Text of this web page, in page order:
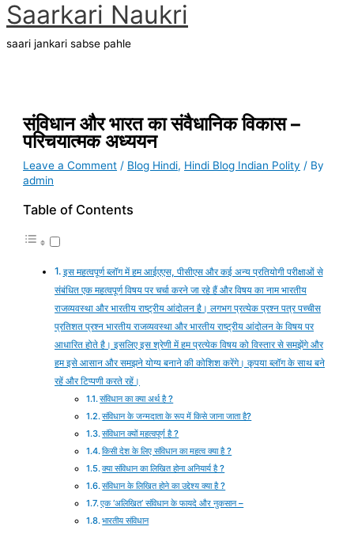
Skip
to
content
Saarkari Naukri
saari jankari sabse pahle
Menu
संविधान और भारत का संवैधानिक विकास –
परिचयात्मक अध्ययन
Leave a Comment / Blog Hindi, Hindi Blog Indian Polity / By
admin
Table of Contents
इस महत्वपूर्ण ब्लॉग में हम आईएएस, पीसीएस और कई अन्य प्रतियोगी परीक्षाओं से
संबंधित एक महत्वपूर्ण विषय पर चर्चा करने जा रहे हैं और विषय का नाम भारतीय
राजव्यवस्था और भारतीय राष्ट्रीय आंदोलन है। लगभग प्रत्येक प्रश्न पत्र पच्चीस
प्रतिशत प्रश्न भारतीय राजव्यवस्था और भारतीय राष्ट्रीय आंदोलन के विषय पर
आधारित होते है। इसलिए इस श्रेणी में हम प्रत्येक विषय को विस्तार से समझेंगे और
हम इसे आसान और समझने योग्य बनाने की कोशिश करेंगे। कृपया ब्लॉग के साथ बने
रहें और टिप्पणी करते रहें।
संविधान का क्या अर्थ है ?
संविधान के जन्मदाता के रूप में किसे जाना जाता है?
संविधान क्यों महत्वपूर्ण है ?
किसी देश के लिए संविधान का महत्व क्या है ?
क्या संविधान का लिखित होना अनियार्य है ?
संविधान के लिखित होने का उद्देश्य क्या है ?
एक ‘अलिखित’ संविधान के फायदे और नुकसान –
भारतीय संविधान
Type
here..
Name*
Email*
Website
S
e
h
f
o
r
A
r
v
e
s